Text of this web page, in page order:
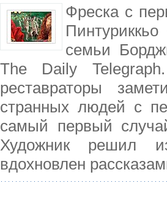
Фреска с
семьи
The Daily
реставраторы
странных людей с
самый первый
Художник решил
вдохновлен